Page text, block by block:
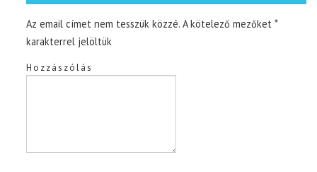
Az email címet nem tesszük közzé. A kötelező mezőket*
karakterrel jelöltük
Hozzászólás